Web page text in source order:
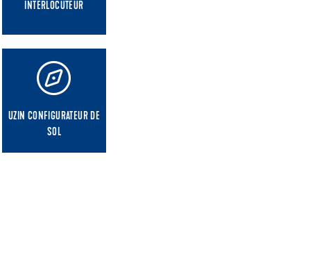
INTERLOCUTEUR
UZIN CONFIGURATEUR DE
SOL